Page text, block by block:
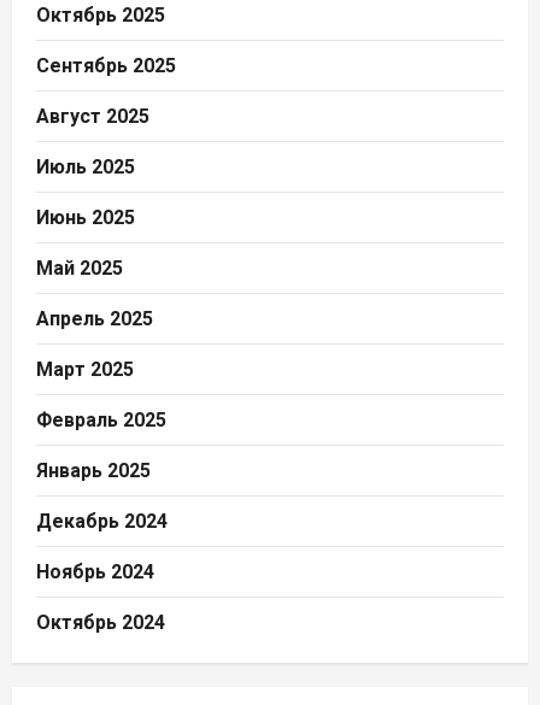
Октябрь 2025
Сентябрь 2025
Август 2025
Июль 2025
Июнь 2025
Май 2025
Апрель 2025
Март 2025
Февраль 2025
Январь 2025
Декабрь 2024
Ноябрь 2024
Октябрь 2024